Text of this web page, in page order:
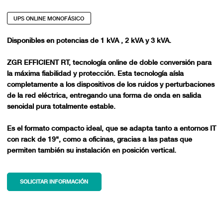
UPS ONLINE MONOFÁSICO
Disponibles en potencias de 1 kVA , 2 kVA y 3 kVA.
ZGR EFFICIENT RT, tecnología online de doble conversión para
la máxima fiabilidad y protección. Esta tecnología aísla
completamente a los dispositivos de los ruidos y perturbaciones
de la red eléctrica, entregando una forma de onda en salida
senoidal pura totalmente estable.
Es el formato compacto ideal, que se adapta tanto a entornos IT
con rack de 19", como a oficinas, gracias a las patas que
permiten también su instalación en posición vertical.
SOLICITAR INFORMACIÓN